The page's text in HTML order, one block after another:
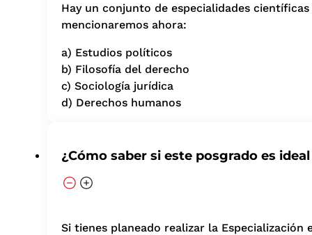
Hay un conjunto de especialidades
mencionaremos ahora:
a) Estudios políticos
b) Filosofía del derecho
c) Sociología jurídica
d) Derechos humanos
¿Cómo saber si este posgrado es
Si tienes planeado realizar la